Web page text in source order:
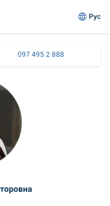
Рус
097 495 2 888